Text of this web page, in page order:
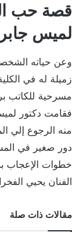
قصة حب
لميس جابر
وعن حياته
زميلة له في
مسرحية للكاتب
فقامت دكتور
منه الرجوع إلي
دور صغير في
خطوات الإعجاب
الفنان يحيي
مقالات ذات صلة